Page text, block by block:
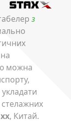
з
можна
, Китай.